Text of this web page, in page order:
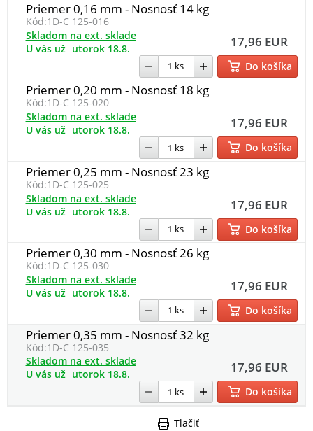
Priemer 0,16 mm - Nosnosť 14 kg
Kód:1D-C 125-016
17,96 EUR
Skladom na ext. sklade
U vás už utorok 18.8.
Do košíka
Priemer 0,20 mm - Nosnosť 18 kg
Kód:1D-C 125-020
17,96 EUR
Skladom na ext. sklade
U vás už utorok 18.8.
Do košíka
Priemer 0,25 mm - Nosnosť 23 kg
Kód:1D-C 125-025
17,96 EUR
Skladom na ext. sklade
U vás už utorok 18.8.
Do košíka
Priemer 0,30 mm - Nosnosť 26 kg
Kód:1D-C 125-030
17,96 EUR
Skladom na ext. sklade
U vás už utorok 18.8.
Do košíka
Priemer 0,35 mm - Nosnosť 32 kg
Kód:1D-C 125-035
17,96 EUR
Skladom na ext. sklade
U vás už utorok 18.8.
Do košíka
Tlačiť